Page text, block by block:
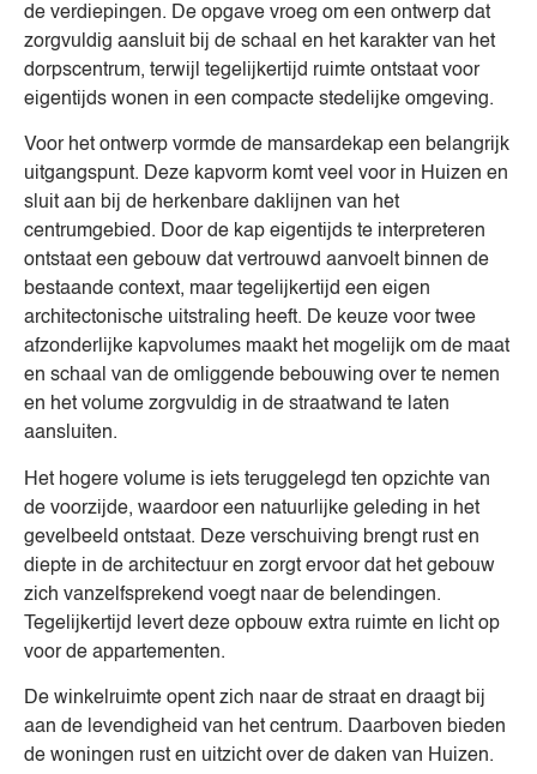
de verdiepingen. De opgave vroeg om een ontwerp dat
zorgvuldig aansluit bij de schaal en het karakter van het
dorpscentrum, terwijl tegelijkertijd ruimte ontstaat voor
eigentijds wonen in een compacte stedelijke omgeving.
Voor het ontwerp vormde de mansardekap een belangrijk
uitgangspunt. Deze kapvorm komt veel voor in Huizen en
sluit aan bij de herkenbare daklijnen van het
centrumgebied. Door de kap eigentijds te interpreteren
ontstaat een gebouw dat vertrouwd aanvoelt binnen de
bestaande context, maar tegelijkertijd een eigen
architectonische uitstraling heeft. De keuze voor twee
afzonderlijke kapvolumes maakt het mogelijk om de maat
en schaal van de omliggende bebouwing over te nemen
en het volume zorgvuldig in de straatwand te laten
aansluiten.
Het hogere volume is iets teruggelegd ten opzichte van
de voorzijde, waardoor een natuurlijke geleding in het
gevelbeeld ontstaat. Deze verschuiving brengt rust en
diepte in de architectuur en zorgt ervoor dat het gebouw
zich vanzelfsprekend voegt naar de belendingen.
Tegelijkertijd levert deze opbouw extra ruimte en licht op
voor de appartementen.
De winkelruimte opent zich naar de straat en draagt bij
aan de levendigheid van het centrum. Daarboven bieden
de woningen rust en uitzicht over de daken van Huizen.